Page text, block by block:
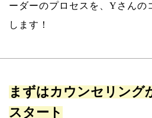
ーダーのプロセスを、Yさんの
します！
まずはカウンセリング
スタート